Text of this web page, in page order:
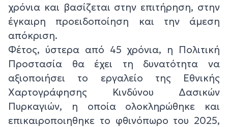
χρόνια και βασίζεται στην επιτήρηση, στην
έγκαιρη προειδοποίηση και την άμεση
απόκριση.
Φέτος, ύστερα από 45 χρόνια, η Πολιτική
Προστασία θα έχει τη δυνατότητα να
αξιοποιήσει το εργαλείο της Εθνικής
Χαρτογράφησης Κινδύνου Δασικών
Πυρκαγιών, η οποία ολοκληρώθηκε και
επικαιροποιηθηκε το φθινόπωρο του 2025,